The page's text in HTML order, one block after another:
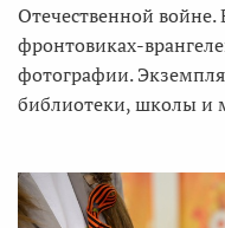
Отечественной
фронтовиках-
фотографии.
библиотеки, школы и